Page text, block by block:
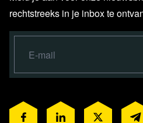
rechtstreeks in je inbox te